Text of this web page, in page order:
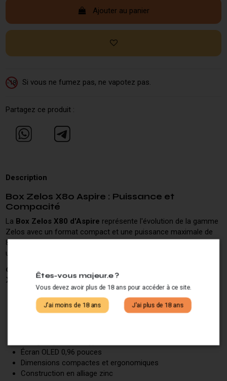
Ajouter au panier
-18 Si vous ne fumez pas, ne vapotez pas.
Partagez ce produit :
Description
Box Zelos X80 Aspire : Puissance et
Compacité
La Box Zelos X80 d'Aspire représente l'évolution de la gamme
Zelos avec un format compact et une puissance maximale de
80W. Ce mod électronique intègre le chipset ASP avancé offrant
une expérience de vape personnalisable et performante.
Caractéristiques Techniques du Mod Zelos
X80
Puissance réglable : 1W à 80W
Chipset ASP avec protection multiple
Écran OLED 0,96 pouces
Dimensions compactes et ergonomiques
Construction en alliage zinc
Êtes-vous majeur.e ?
Vous devez avoir plus de 18 ans pour accéder à ce site.
J'ai moins de 18 ans J'ai plus de 18 ans